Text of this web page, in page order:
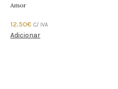
Amor
12.50€ C/ IVA
Adicionar